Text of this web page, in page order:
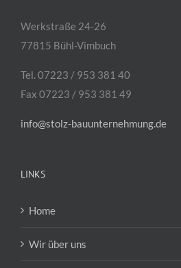
Werkstraße 24-26
77815 Bühl-Vimbuch
Tel. 07223 / 953 381 40
Fax 07223 / 953 381 49
info@stolz-bauunternehmung.de
LINKS
Home
Wir über uns